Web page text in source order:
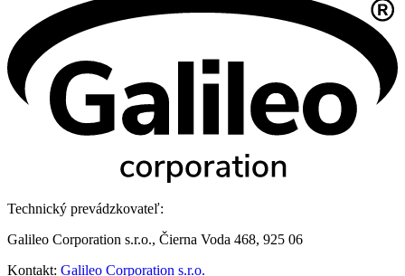
Technický prevádzkovateľ:
Galileo Corporation s.r.o., Čierna Voda 468, 925 06
Kontakt: Galileo Corporation s.r.o.